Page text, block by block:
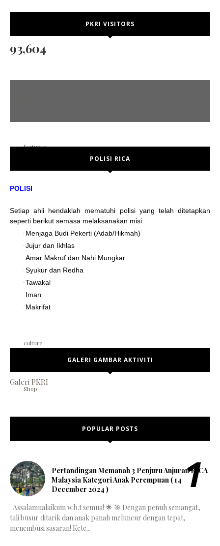
PKRI VISITORS
93,604
features
Error Page
Left sidebar
Right sidebar
social media
break
culture
Shop
POLISI RICA
POLISI
Setiap ahli hendaklah mematuhi polisi yang telah ditetapkan
seperti berikut semasa melaksanakan misi:
· Menjaga Budi Pekerti (Adab/Hikmah)
· Jujur dan Ikhlas
· Amar Makruf dan Nahi Mungkar
· Syukur dan Redha
· Tawakal
· Iman
· Makrifat
GALERI GAMBAR AKTIVITI
Galeri PKRI
POPULAR POSTS
Pertandingan Memanah 3 Penjuru Anjuran RICA
Malaysia Kategori Anak Perempuan ( 14
December 2024 )
Assalamualaikum w.b.t semua! 🌟 🎯 Dengan penuh semangat,
tali busur ditarik dan anak panah meluncur dengan tepat,
menembusi sasaran! Kete...